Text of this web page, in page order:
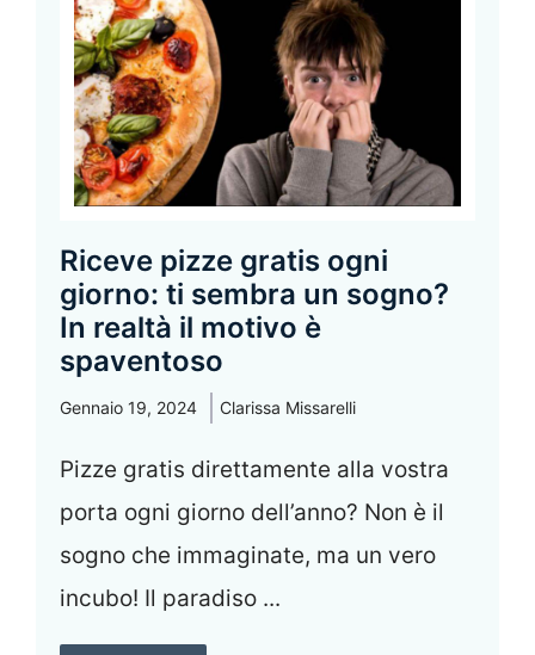
Riceve pizze gratis ogni
giorno: ti sembra un sogno?
In realtà il motivo è
spaventoso
Gennaio 19, 2024 Clarissa Missarelli
Pizze gratis direttamente alla vostra
porta ogni giorno dell’anno? Non è il
sogno che immaginate, ma un vero
incubo! Il paradiso ...